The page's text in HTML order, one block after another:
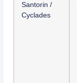
Santorin /
Cyclades